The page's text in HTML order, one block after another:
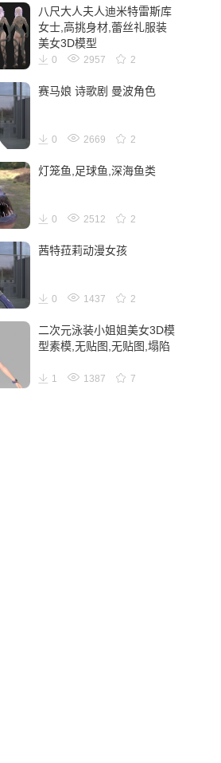
八尺大人夫人迪米特雷斯库
女士,高挑身材,蕾丝礼服装
美女3D模型
0 2957 2
赛马娘 诗歌剧 曼波角色
0 2669 2
灯笼鱼,足球鱼,深海鱼类
0 2512 2
茜特菈莉动漫女孩
0 1437 2
二次元泳装小姐姐美女3D模
型素模,无贴图,无贴图,塌陷
1 1387 7